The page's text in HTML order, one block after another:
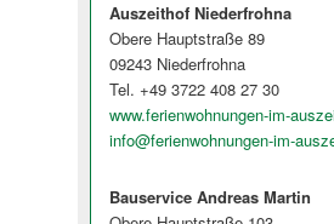
Auszeithof Niederfrohna
Obere Hauptstraße 89
09243 Niederfrohna
Tel. +49 3722 408 27 30
www.ferienwohnungen-im-
info@ferienwohnungen-im-
Bauservice Andreas Martin